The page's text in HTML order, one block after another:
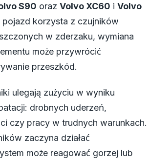
S90 oraz Volvo XC60 i Volvo
pojazd korzysta z czujników
w zderzaku, wymiana
może przywrócić
przeszkód.
ulegają zużyciu w wyniku
drobnych uderzeń,
czy pracy w trudnych warunkach.
zaczyna działać
może reagować gorzej lub